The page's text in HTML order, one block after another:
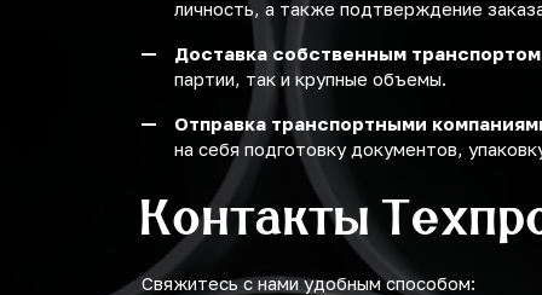
личность, а также подтверждение
Доставка собственным
партии, так и крупные объемы.
Отправка транспортными
на себя подготовку документов,
Контакты
Свяжитесь с нами удобным способом: